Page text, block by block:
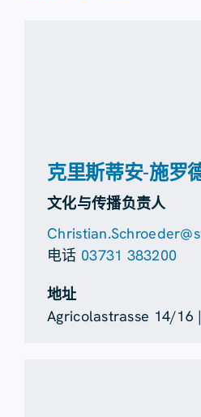
克里斯蒂安-施罗
文化与传播负责人
电话 03731 383200
地址
Agricolastrasse 14/16